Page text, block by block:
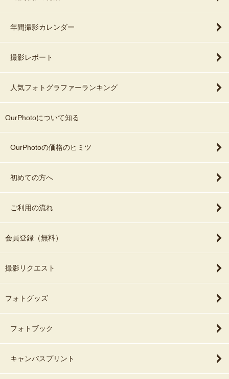
年間撮影カレンダー
撮影レポート
人気フォトグラファーランキング
OurPhotoについて知る
OurPhotoの価格のヒミツ
初めての方へ
ご利用の流れ
会員登録（無料）
撮影リクエスト
フォトグッズ
フォトブック
キャンバスプリント